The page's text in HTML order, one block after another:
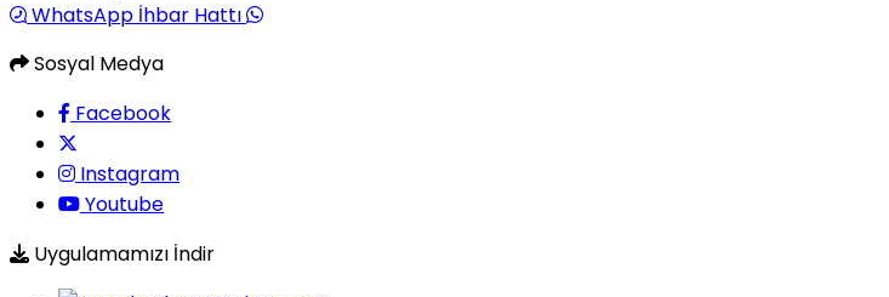
WhatsApp İhbar Hattı
Sosyal Medya
Facebook
Instagram
Youtube
Uygulamamızı İndir